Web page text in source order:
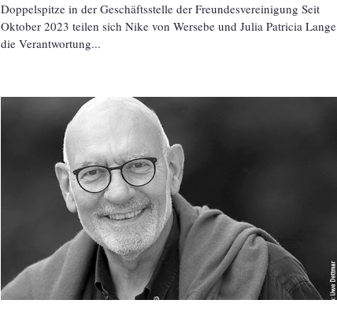
Doppelspitze in der Geschäftsstelle der Freundesvereinigung Seit
Oktober 2023 teilen sich Nike von Wersebe und Julia Patricia Lange
die Verantwortung